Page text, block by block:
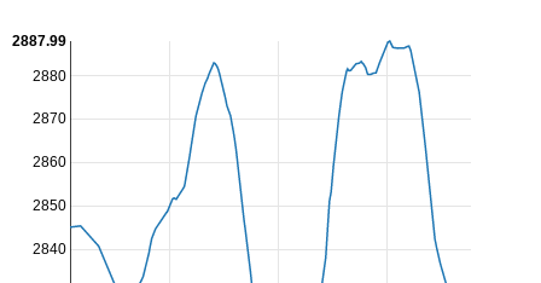
2840
2850
2860
2870
2880
2887.99